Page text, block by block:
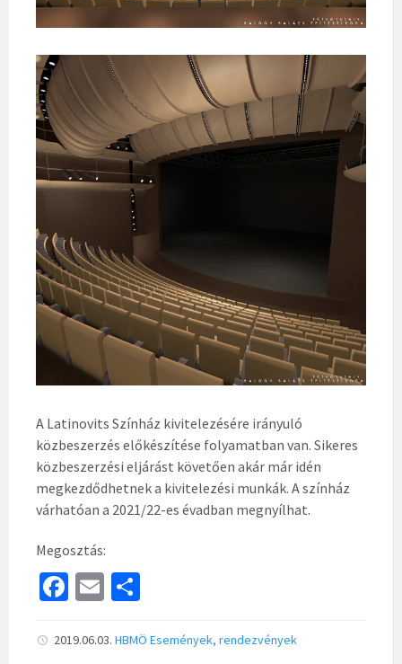
A Latinovits Színház kivitelezésére irányuló
közbeszerzés előkészítése folyamatban van. Sikeres
közbeszerzési eljárást követően akár már idén
megkezdődhetnek a kivitelezési munkák. A színház
várhatóan a 2021/22-es évadban megnyílhat.
Megosztás:
Fa
b
E
ai ar
2019.06.03. HBMÖ Események, rendezvények